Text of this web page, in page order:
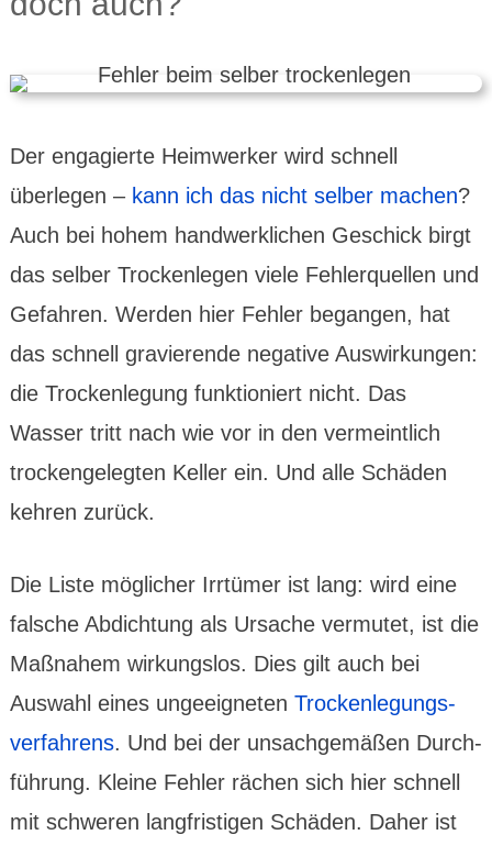
Der engagierte Heim­werker wird schnell
überlegen – kann ich das nicht selber machen?
Auch bei hohem hand­werk­lichen Geschick birgt
das selber Trocken­legen viele Fehler­quellen und
Gefahren. Werden hier Fehler begangen, hat
das schnell gravie­rende nega­tive Aus­wir­kungen:
die Trocken­legung funktio­niert nicht. Das
Wasser tritt nach wie vor in den vermeint­lich
trocken­gelegten Keller ein. Und alle Schäden
kehren zurück.
Die Liste möglicher Irrtümer ist lang: wird eine
falsche Abdich­tung als Ursache vermutet, ist die
Maß­nahem wirkungslos. Dies gilt auch bei
Auswahl eines unge­eigneten Trocken­legungs­
ver­fahrens. Und bei der unsach­gemäßen Durch­
führung. Kleine Fehler rächen sich hier schnell
mit schweren lang­fristigen Schäden. Daher ist